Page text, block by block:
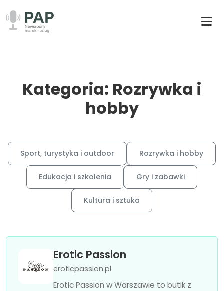
Kategoria: Rozrywka i
hobby
Sport, turystyka i outdoor Rozrywka i hobby
Edukacja i szkolenia Gry i zabawki
Kultura i sztuka
Erotic Passion
eroticpassion.pl
Erotic Passion w Warszawie to butik z